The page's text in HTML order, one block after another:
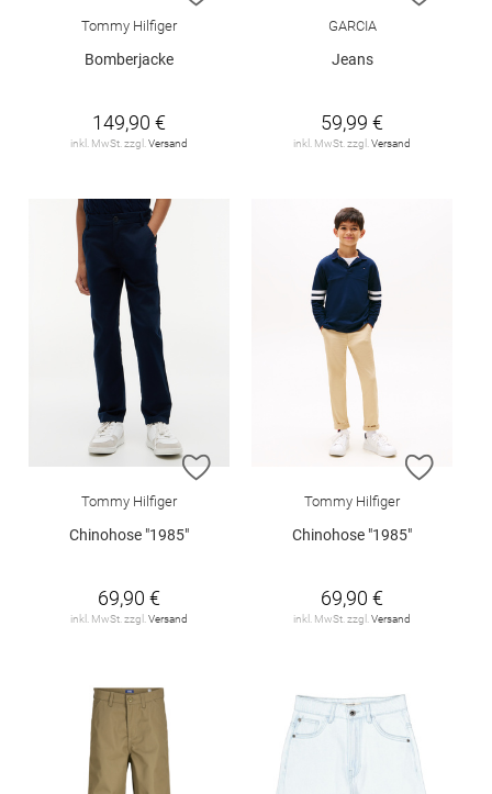
Tommy Hilfiger
Bomberjacke
149,90 €
inkl. MwSt. zzgl. Versand
GARCIA
Jeans
59,99 €
inkl. MwSt. zzgl. Versand
ZUR WUNSCHLISTE HINZUFÜGEN
Tommy Hilfiger
Chinohose "1985"
69,90 €
inkl. MwSt. zzgl. Versand
ZUR
Tommy Hilfiger
Chinohose "1985"
69,90 €
inkl. MwSt. zzgl. Versand